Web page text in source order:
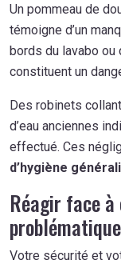
Un pommeau de
témoigne d’un
bords du lavabo ou
constituent un
Des robinets
d’eau anciennes
effectué. Ces
d’hygiène
Réagir face
Votre sécurité et